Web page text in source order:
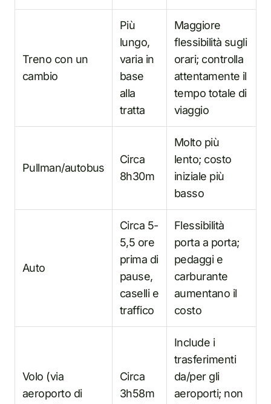
Treno con un
cambio
Più
lungo,
varia in
base
alla
tratta
Maggiore
flessibilità sugli
orari; controlla
attentamente il
tempo totale di
viaggio
Pullman/autobus
Circa
8h30m
Molto più
lento; costo
iniziale più
basso
Auto
Circa 5-
5,5 ore
prima di
pause,
caselli e
traffico
Flessibilità
porta a porta;
pedaggi e
carburante
aumentano il
costo
Volo (via
aeroporto di
Circa
3h58m
Include i
trasferimenti
da/per gli
aeroporti; non